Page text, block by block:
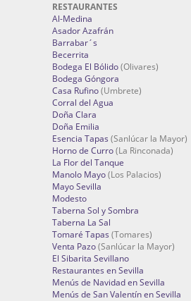
RESTAURANTES
Al-Medina
Asador Azafrán
Barrabar´s
Becerrita
Bodega El Bólido(Olivares)
Bodega Góngora
Casa Rufino(Umbrete)
Corral del Agua
Doña Clara
Doña Emilia
Esencia Tapas (Sanlúcar la Mayor)
Horno de Curro(La Rinconada)
La Flor del Tanque
Manolo Mayo(Los Palacios)
Mayo Sevilla
Modesto
Taberna Sol y Sombra
Taberna La Sal
Tomaré Tapas (Tomares)
Venta Pazo(Sanlúcar la Mayor)
El Sibarita Sevillano
Restaurantes en Sevilla
Menús de Navidad en Sevilla
Menús de San Valentín en Sevilla